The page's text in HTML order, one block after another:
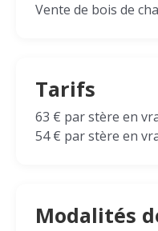
Vente de bois de
Tarifs
63 € par stère en
54 € par stère en
Modalités